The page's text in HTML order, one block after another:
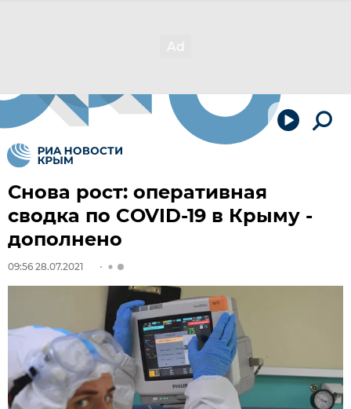
Снова рост: оперативная
сводка по COVID-19 в Крыму -
дополнено
09:56 28.07.2021